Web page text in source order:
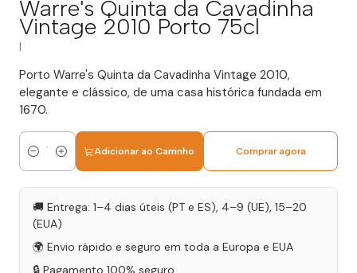
Warre's Quinta da Cavadinha
Vintage 2010 Porto 75cl
Porto Warre's Quinta da Cavadinha Vintage 2010,
elegante e clássico, de uma casa histórica fundada em
1670.
Quantidade
Adicionar ao Carrinho Comprar agora
🚚 Entrega: 1–4 dias úteis (PT e ES), 4–9 (UE), 15–20
(EUA)
🌍 Envio rápido e seguro em toda a Europa e EUA